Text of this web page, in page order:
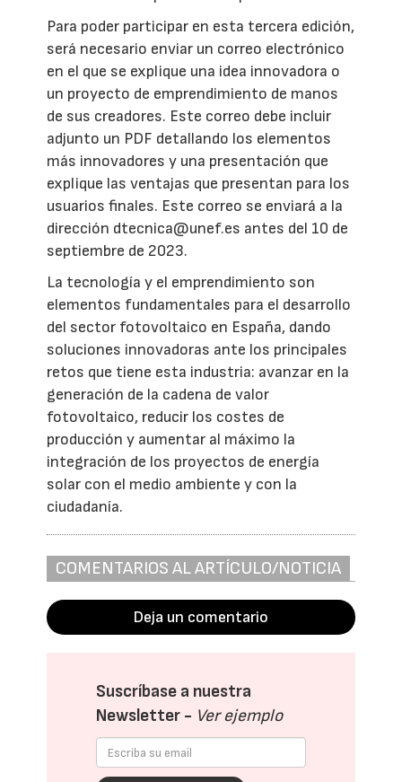
Para poder participar en esta tercera edición,
será necesario enviar un correo electrónico
en el que se explique una idea innovadora o
un proyecto de emprendimiento de manos
de sus creadores. Este correo debe incluir
adjunto un PDF detallando los elementos
más innovadores y una presentación que
explique las ventajas que presentan para los
usuarios finales. Este correo se enviará a la
dirección dtecnica@unef.es antes del 10 de
septiembre de 2023.
La tecnología y el emprendimiento son
elementos fundamentales para el desarrollo
del sector fotovoltaico en España, dando
soluciones innovadoras ante los principales
retos que tiene esta industria: avanzar en la
generación de la cadena de valor
fotovoltaico, reducir los costes de
producción y aumentar al máximo la
integración de los proyectos de energía
solar con el medio ambiente y con la
ciudadanía.
COMENTARIOS AL ARTÍCULO/NOTICIA
Deja un comentario
Suscríbase a nuestra
Newsletter - Ver ejemplo